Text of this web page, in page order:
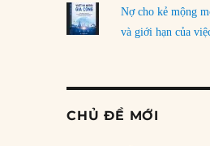
Nợ cho kẻ mộng
và giới hạn của
CHỦ ĐỀ MỚI